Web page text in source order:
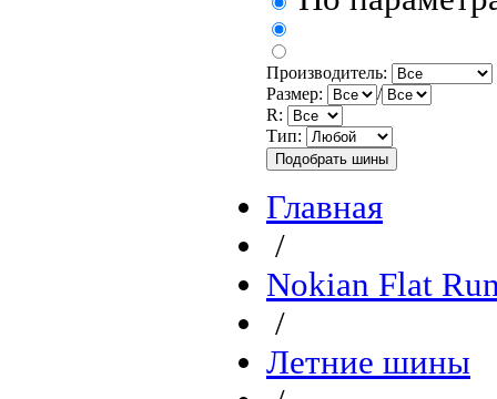
Производитель:
Размер:
/
R:
Тип:
Главная
/
Nokian Flat
/
Летние шины